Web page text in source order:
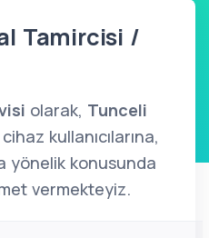
Tamircisi /
olarak, Tunceli
cihaz kullanıcılarına,
yönelik konusunda
vermekteyiz.